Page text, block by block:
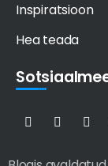
Inspiratsioon
Hea teada